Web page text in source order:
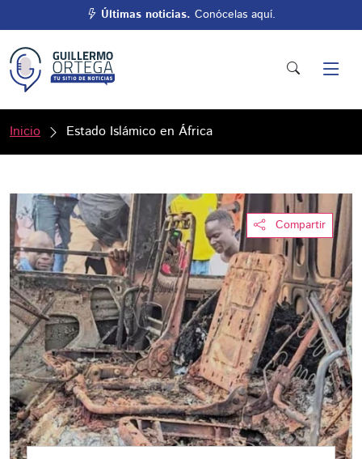
Últimas noticias. Conócelas aquí.
Inicio Estado Islámico en África
Compartir